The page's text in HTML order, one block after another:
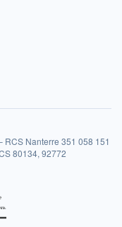
RCS Nanterre 351 058 151
80134, 92772